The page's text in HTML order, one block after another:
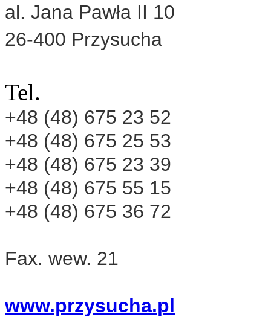
al. Jana Pawła II 10
26-400 Przysucha
Tel.
+48 (48) 675 23 52
+48 (48) 675 25 53
+48 (48) 675 23 39
+48 (48) 675 55 15
+48 (48) 675 36 72
Fax. wew. 21
www.przysucha.pl